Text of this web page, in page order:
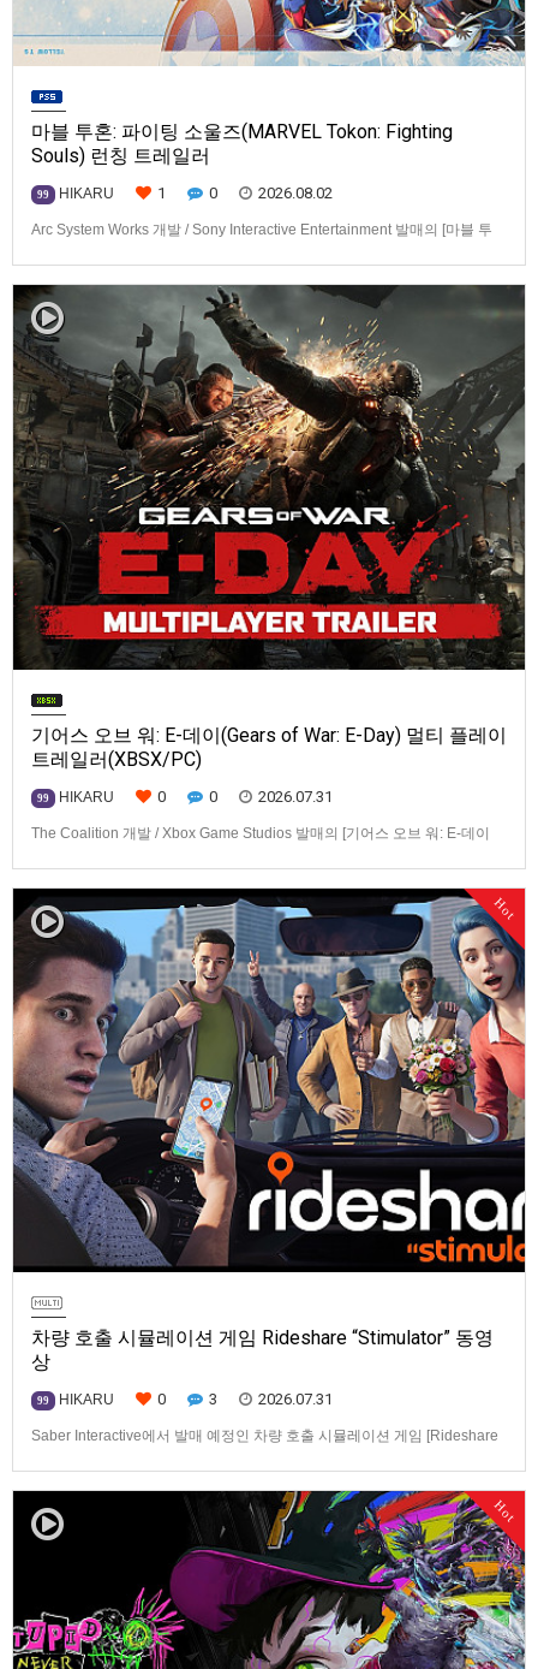
마블 투혼: 파이팅 소울즈(MARVEL Tokon: Fighting
Souls) 런칭 트레일러
99 HIKARU 1 0 2026.08.02
Arc System Works 개발 / Sony Interactive Entertainment 발매의 [마블 투
로 예정.
기어스 오브 워: E-데이(Gears of War: E-Day) 멀티 플레이
트레일러(XBSX/PC)
99 HIKARU 0 0 2026.07.31
The Coalition 개발 / Xbox Game Studios 발매의 [기어스 오브 워: E-데이
Hot
차량 호출 시뮬레이션 게임 Rideshare “Stimulator” 동영
상
99 HIKARU 0 3 2026.07.31
Saber Interactive에서 발매 예정인 차량 호출 시뮬레이션 게임 [Rideshare
을 운영하는 드라이버가 되어라'Rideshare "Stimulat…
Hot